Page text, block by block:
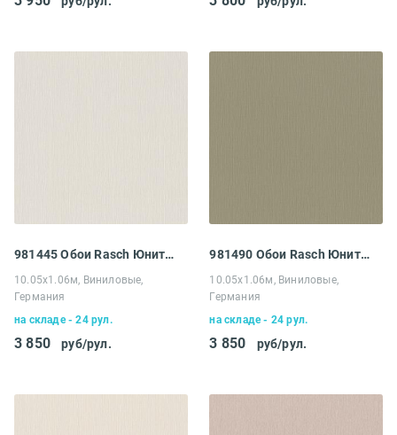
981445 Обои Rasch Юнитекс
10.05х1.06м, Виниловые,
Германия
на складе - 24 рул.
3 850 руб/рул.
981490 Обои Rasch Юнитекс
10.05х1.06м, Виниловые,
Германия
на складе - 24 рул.
3 850 руб/рул.